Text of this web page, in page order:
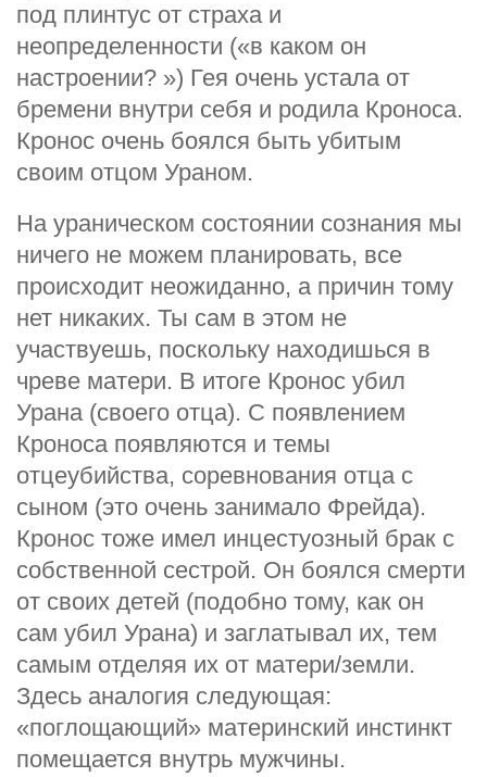
под плинтус от страха и
неопределенности («в каком он
настроении? ») Гея очень устала от
бремени внутри себя и родила Кроноса.
Кронос очень боялся быть убитым
своим отцом Ураном.
На ураническом состоянии сознания мы
ничего не можем планировать, все
происходит неожиданно, а причин тому
нет никаких. Ты сам в этом не
участвуешь, поскольку находишься в
чреве матери. В итоге Кронос убил
Урана (своего отца). С появлением
Кроноса появляются и темы
отцеубийства, соревнования отца с
сыном (это очень занимало Фрейда).
Кронос тоже имел инцестуозный брак с
собственной сестрой. Он боялся смерти
от своих детей (подобно тому, как он
сам убил Урана) и заглатывал их, тем
самым отделяя их от матери/земли.
Здесь аналогия следующая:
«поглощающий» материнский инстинкт
помещается внутрь мужчины.